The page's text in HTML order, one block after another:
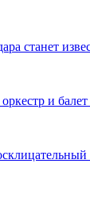
станет
и